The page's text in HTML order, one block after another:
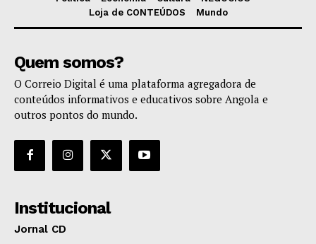
Loja de CONTEÚDOS
Mundo
Quem somos?
O Correio Digital é uma plataforma agregadora de
conteúdos informativos e educativos sobre Angola e
outros pontos do mundo.
Institucional
Jornal CD